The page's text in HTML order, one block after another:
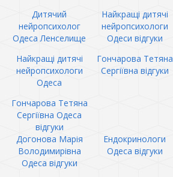
Дитячий
нейропсихолог
Одеса Ленселище
Найкращі дитячі
нейропсихологи
Одеси відгуки
Найкращі дитячі
нейропсихологи
Одеса
Гончарова Тетяна
Сергіївна відгуки
Гончарова Тетяна
Сергіївна Одеса
відгуки
Догонова Марія
Володимирівна
Одеса відгуки
Ендокринологи
Одеса відгуки